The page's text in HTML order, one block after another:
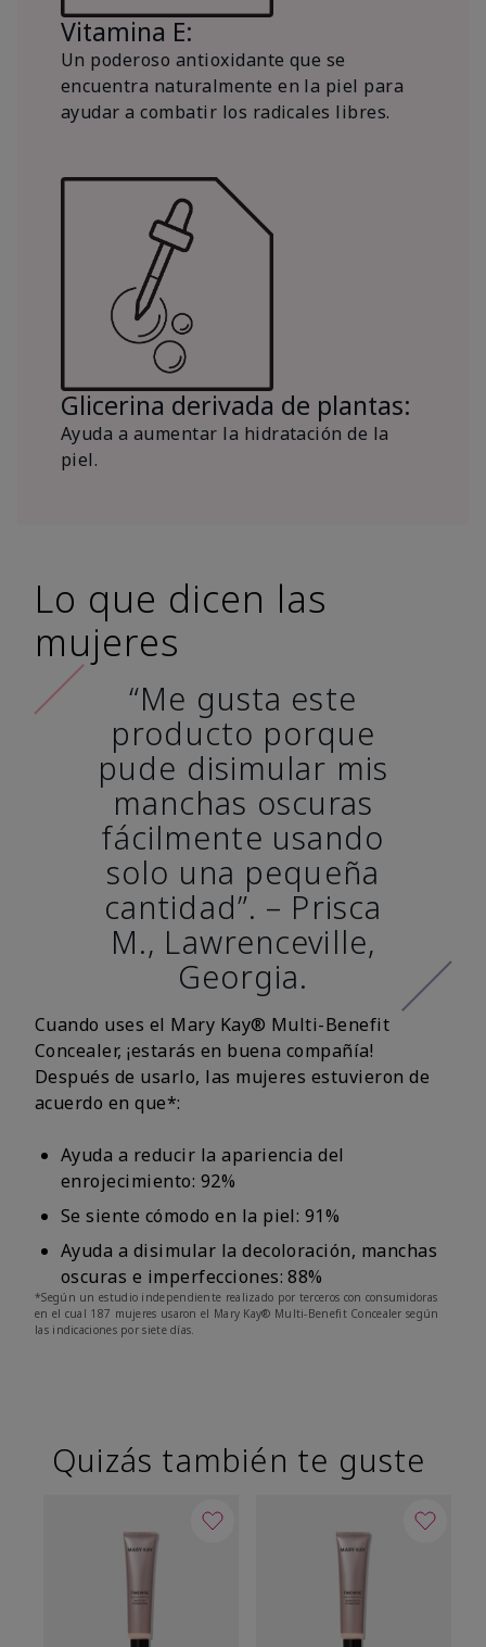
Vitamina E:
Un poderoso antioxidante que se
encuentra naturalmente en la piel para
ayudar a combatir los radicales libres.
Glicerina derivada de plantas:
Ayuda a aumentar la hidratación de la
piel.
Lo que dicen las
mujeres
“Me gusta este
producto porque
pude disimular mis
manchas oscuras
fácilmente usando
solo una pequeña
cantidad”. – Prisca
M., Lawrenceville,
Georgia.
Cuando uses el Mary Kay® Multi-Benefit
Concealer, ¡estarás en buena compañía!
Después de usarlo, las mujeres estuvieron de
acuerdo en que*:
Ayuda a reducir la apariencia del
enrojecimiento: 92%
Se siente cómodo en la piel: 91%
Ayuda a disimular la decoloración, manchas
oscuras e imperfecciones: 88%
*Según un estudio independiente realizado por terceros con consumidoras
en el cual 187 mujeres usaron el Mary Kay® Multi-Benefit Concealer según
las indicaciones por siete días.
Quizás también te guste